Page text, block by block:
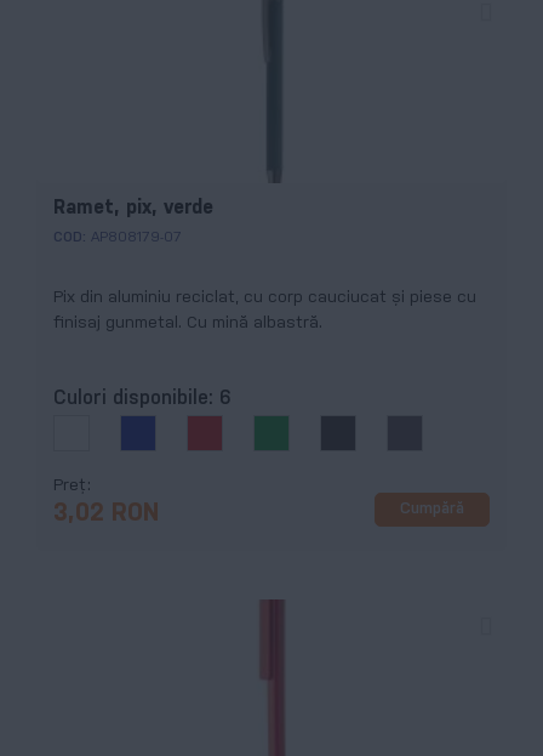
Ramet, pix, verde
COD: AP808179-07
Pix din aluminiu reciclat, cu corp cauciucat și piese cu
finisaj gunmetal. Cu mină albastră.
Culori disponibile: 6
Preț
3,02 RON Cumpără